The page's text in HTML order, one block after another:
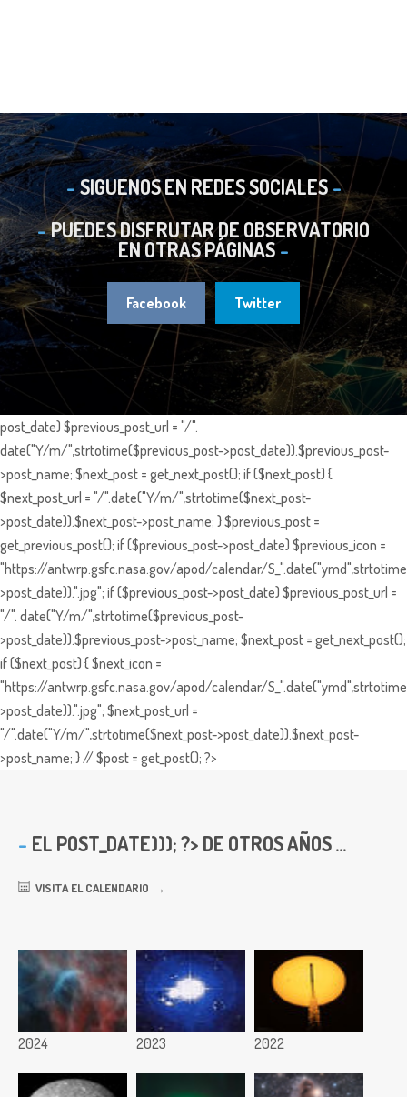
SIGUENOS EN REDES SOCIALES
PUEDES DISFRUTAR DE OBSERVATORIO
EN OTRAS PÁGINAS
Facebook Twitter
post_date) $previous_post_url = "/".
date("Y/m/",strtotime($previous_post->post_date)).$previous_post-
>post_name; $next_post = get_next_post(); if ($next_post) {
$next_post_url = "/".date("Y/m/",strtotime($next_post-
>post_date)).$next_post->post_name; } $previous_post =
get_previous_post(); if ($previous_post->post_date) $previous_icon =
"https://antwrp.gsfc.nasa.gov/apod/calendar/
>post_date)).".jpg"; if ($previous_post->post_date) $previous_post_url =
"/". date("Y/m/",strtotime($previous_post-
>post_date)).$previous_post->post_name; $next_post = get_next_post();
if ($next_post) { $next_icon =
"https://antwrp.gsfc.nasa.gov/apod/calendar/
>post_date)).".jpg"; $next_post_url =
"/".date("Y/m/",strtotime($next_post->post_date)).$next_post-
>post_name; } // $post = get_post(); ?>
EL POST_DATE))); ?> DE OTROS AÑOS ...
VISITA EL CALENDARIO
2024 2023 2022